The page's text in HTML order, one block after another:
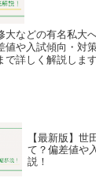
大などの有名私大
値や入試傾向・対
詳しく解説します
【最新版】世
て？偏差値や
説！